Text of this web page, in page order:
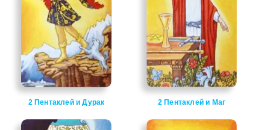
2 Пентаклей и Дурак 2 Пентаклей и Маг